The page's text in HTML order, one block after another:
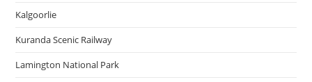
Kalgoorlie
Kuranda Scenic Railway
Lamington National Park